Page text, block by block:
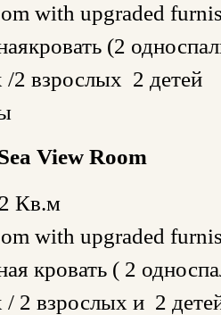
with upgraded
(2
/2 взрослых 2
View Room
Кв.м
with upgraded
кровать ( 2
/ 2 взрослых и 2